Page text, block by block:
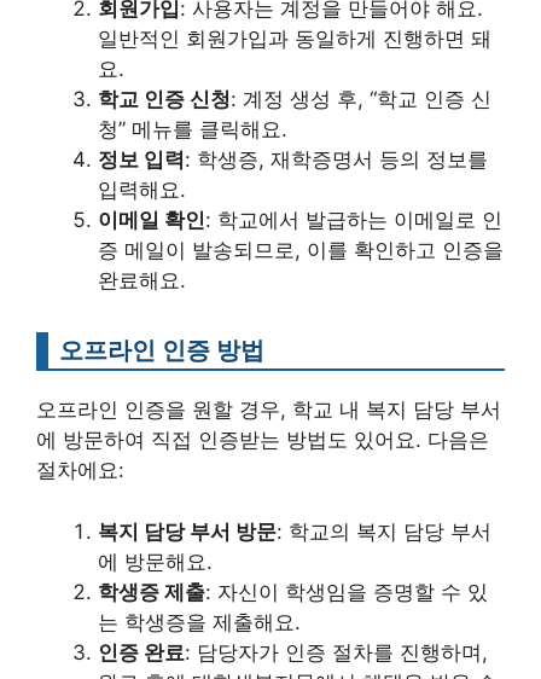
회원가입: 사용자는 계정을 만들어야 해요.
일반적인 회원가입과 동일하게 진행하면 돼
요.
학교 인증 신청: 계정 생성 후, “학교 인증 신
청” 메뉴를 클릭해요.
정보 입력: 학생증, 재학증명서 등의 정보를
입력해요.
이메일 확인: 학교에서 발급하는 이메일로 인
증 메일이 발송되므로, 이를 확인하고 인증을
완료해요.
오프라인 인증 방법
오프라인 인증을 원할 경우, 학교 내 복지 담당 부서
에 방문하여 직접 인증받는 방법도 있어요. 다음은
절차에요:
복지 담당 부서 방문: 학교의 복지 담당 부서
에 방문해요.
학생증 제출: 자신이 학생임을 증명할 수 있
는 학생증을 제출해요.
인증 완료: 담당자가 인증 절차를 진행하며,